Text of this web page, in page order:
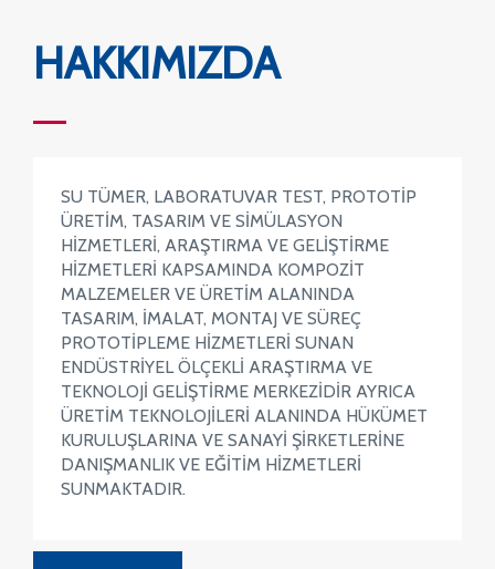
HAKKIMIZDA
SU TÜMER, LABORATUVAR TEST, PROTOTIP
ÜRETIM, TASARIM VE SIMÜLASYON
HIZMETLERI, ARAŞTIRMA VE GELIŞTIRME
HIZMETLERI KAPSAMINDA KOMPOZIT
MALZEMELER VE ÜRETIM ALANINDA
TASARIM, IMALAT, MONTAJ VE SÜREÇ
PROTOTIPLEME HIZMETLERI SUNAN
ENDÜSTRIYEL ÖLÇEKLI ARAŞTIRMA VE
TEKNOLOJI GELIŞTIRME MERKEZIDIR AYRICA
ÜRETIM TEKNOLOJILERI ALANINDA HÜKÜMET
KURULUŞLARINA VE SANAYI ŞIRKETLERINE
DANIŞMANLIK VE EĞITIM HIZMETLERI
SUNMAKTADIR.